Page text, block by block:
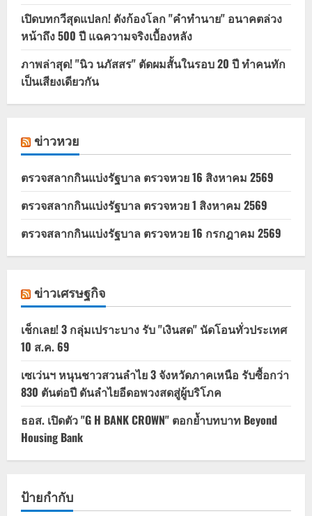
เปิดบทกวีสุดแปลก! ดังก้องโลก "คำทำนาย" อนาคตล่วง
หน้าถึง 500 ปี แฉความจริงเบื้องหลัง
ภาพล่าสุด! "นิว นภัสสร" ตัดผมสั้นในรอบ 20 ปี ทำคนทัก
เป็นเสียงเดียวกัน
ข่าวหวย
ตรวจสลากกินแบ่งรัฐบาล ตรวจหวย 16 สิงหาคม 2569
ตรวจสลากกินแบ่งรัฐบาล ตรวจหวย 1 สิงหาคม 2569
ตรวจสลากกินแบ่งรัฐบาล ตรวจหวย 16 กรกฎาคม 2569
ข่าวเศรษฐกิจ
เช็กเลย! 3 กลุ่มเปราะบาง รับ "เงินสด" นัดโอนทั่วประเทศ
10 ส.ค. 69
เซเว่นฯ หนุนชาวสวนลำไย 3 จังหวัดภาคเหนือ รับซื้อกว่า
830 ตันต่อปี ดันลำไยอีดอพวงสดสู่ผู้บริโภค
ธอส. เปิดตัว "G H BANK CROWN" ตอกย้ำบทบาท Beyond
Housing Bank
ป้ายกำกับ